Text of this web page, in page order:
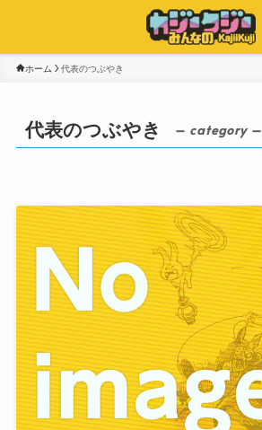
ホーム 代表のつぶやき
代表のつぶやき – category –